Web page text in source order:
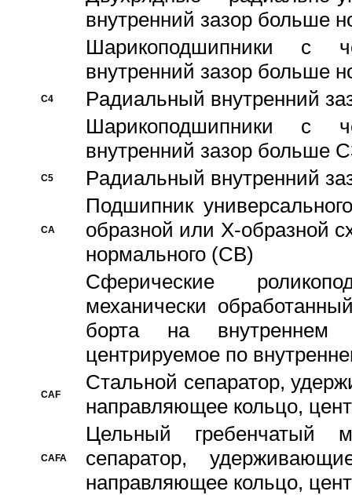
внутренний зазор больше
Шарикоподшипники с
внутренний зазор больше
C4
Pадиальный внутренний
Шарикоподшипники с
внутренний зазор больше
C5 Pадиальный внутренний
CA
Подшипник
образной или Х-образной
нормального (CB)
Сферические
механически
борта на внутреннем
центрируемое по
CAF
Стальной сепаратор,
направляющее кольцо,
CAFA
Цельный гребенчатый
сепаратор,
направляющее кольцо,